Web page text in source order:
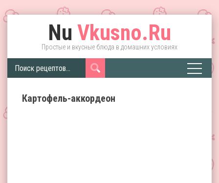
Nu Vkusno.Ru
Простые и вкусные блюда в домашних условиях
Картофель-аккордеон